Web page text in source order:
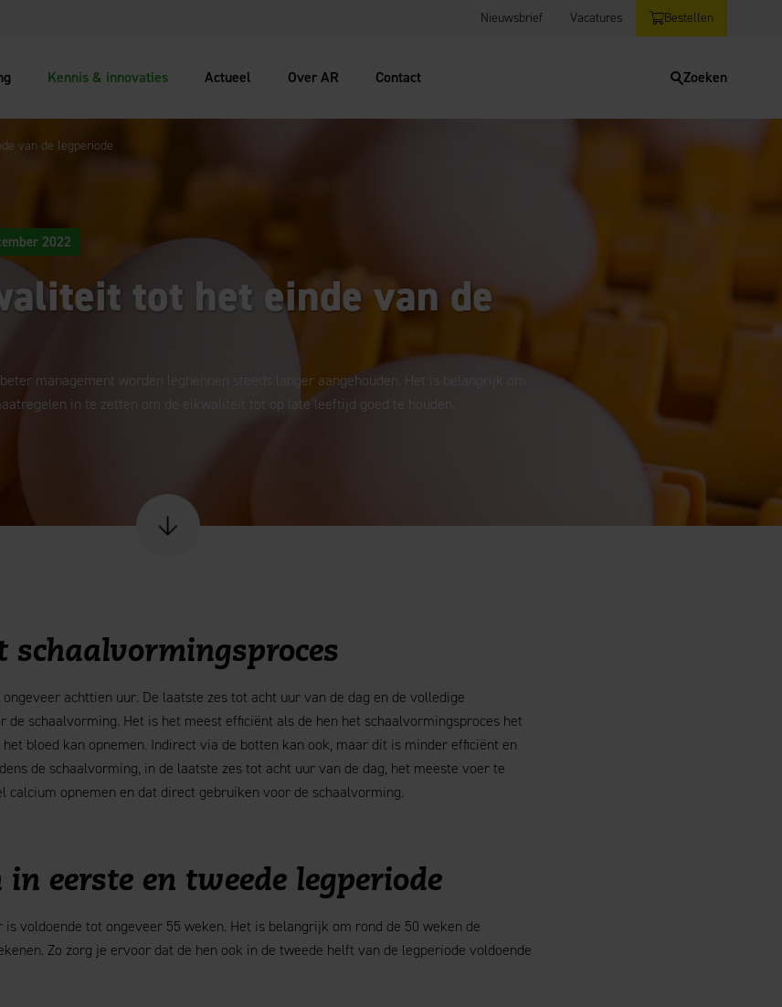
Nieuwsbrief Vacatures Bestellen
Kennis & innovaties Actueel Over AR Contact Zoeken
van de legperiode
2022
tot het einde van de
management worden leghennen steeds langer aangehouden. Het is belangrijk om
in te zetten om de eikwaliteit tot op late leeftijd goed te houden.
Scroll naar content
schaalvormingsproces
achttien uur. De laatste zes tot acht uur van de dag en de volledige
schaalvorming. Het is het meest efficiënt als de hen het schaalvormingsproces het
bloed kan opnemen. Indirect via de botten kan ook, maar dit is minder efficiënt en
de schaalvorming, in de laatste zes tot acht uur van de dag, het meeste voer te
calcium opnemen en dat direct gebruiken voor de schaalvorming.
eerste en tweede legperiode
voldoende tot ongeveer 55 weken. Het is belangrijk om rond de 50 weken de
Zo zorg je ervoor dat de hen ook in de tweede helft van de legperiode voldoende